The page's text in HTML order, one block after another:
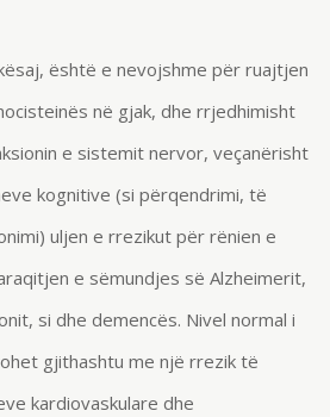
është e nevojshme për ruajtjen
në gjak, dhe rrjedhimisht
e sistemit nervor, veçanërisht
kognitive (si përqendrimi, të
uljen e rrezikut për rënien e
e sëmundjes së Alzheimerit,
si dhe demencës. Nivel normal i
gjithashtu me një rrezik të
kardiovaskulare dhe